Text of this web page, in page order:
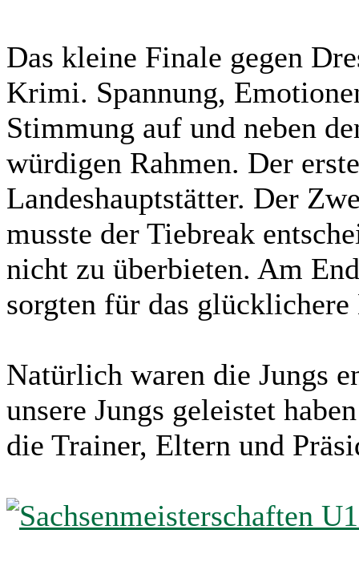
Das kleine Finale gegen
Krimi. Spannung,
Stimmung auf und neben
würdigen Rahmen. Der
Landeshauptstätter. Der
musste der Tiebreak
nicht zu überbieten. Am
sorgten für das
Natürlich waren die Jungs
unsere Jungs geleistet
die Trainer, Eltern und